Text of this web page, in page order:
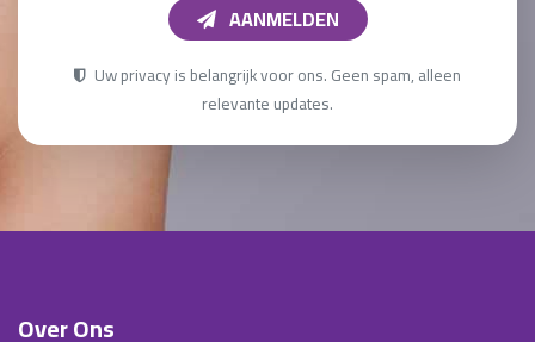
AANMELDEN
Uw privacy is belangrijk voor ons. Geen spam, alleen
relevante updates.
Over Ons